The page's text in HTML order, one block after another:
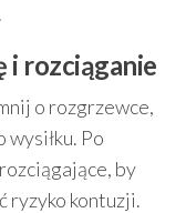
i rozciąganie
o rozgrzewce,
Po
by
ryzyko kontuzji.